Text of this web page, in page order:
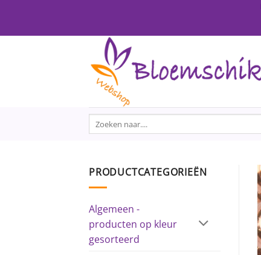
inhoud
Zoeken
naar:
PRODUCTCATEGORIEËN
Algemeen -
producten op kleur
gesorteerd